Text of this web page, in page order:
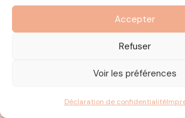
Accepter
Refuser
Voir les préférences
Déclaration de confidentialité
tout le temps. Parce que si on
tout le temps, on ne peut pas
des graines qu’on a semées.
vraiment ce truc-là aussi de
machin, tu auras plein d’idées,